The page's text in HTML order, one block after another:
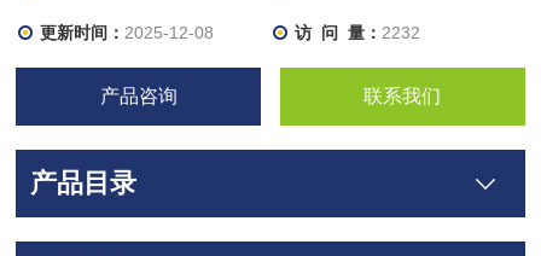
更新时间： 2025-12-08 访 问 量： 2232
产品咨询 联系我们
产品目录